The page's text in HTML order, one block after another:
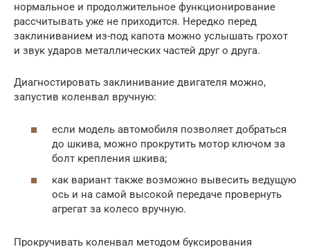
нормальное и продолжительное функционирование
рассчитывать уже не приходится. Нередко перед
заклиниванием из-под капота можно услышать грохот
и звук ударов металлических частей друг о друга.
Диагностировать заклинивание двигателя можно,
запустив коленвал вручную:
если модель автомобиля позволяет добраться
до шкива, можно прокрутить мотор ключом за
болт крепления шкива;
как вариант также возможно вывесить ведущую
ось и на самой высокой передаче провернуть
агрегат за колесо вручную.
Прокручивать коленвал методом буксирования